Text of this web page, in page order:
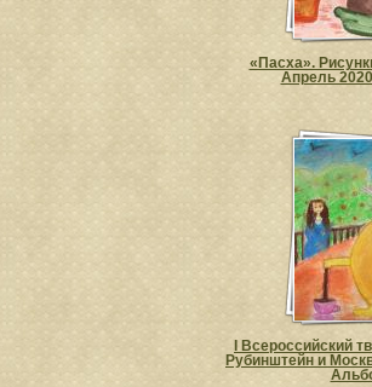
«Пасха».
Апрель
I Всероссийский
Рубинштейн и